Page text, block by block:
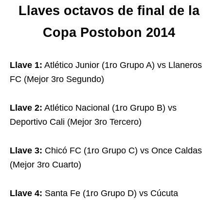
Llaves octavos de final de la
Copa Postobon 2014
Llave 1: Atlético Junior (1ro Grupo A) vs Llaneros
FC (Mejor 3ro Segundo)
Llave 2: Atlético Nacional (1ro Grupo B) vs
Deportivo Cali (Mejor 3ro Tercero)
Llave 3: Chicó FC (1ro Grupo C) vs Once Caldas
(Mejor 3ro Cuarto)
Llave 4: Santa Fe (1ro Grupo D) vs Cúcuta